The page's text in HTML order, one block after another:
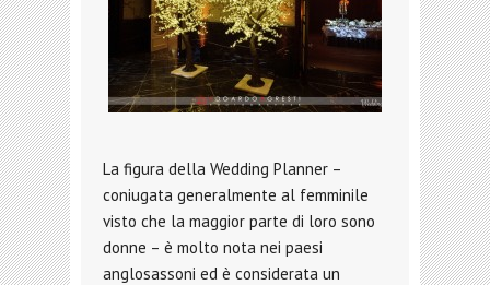
La figura della Wedding Planner –
coniugata generalmente al femminile
visto che la maggior parte di loro sono
donne – è molto nota nei paesi
anglosassoni ed è considerata un